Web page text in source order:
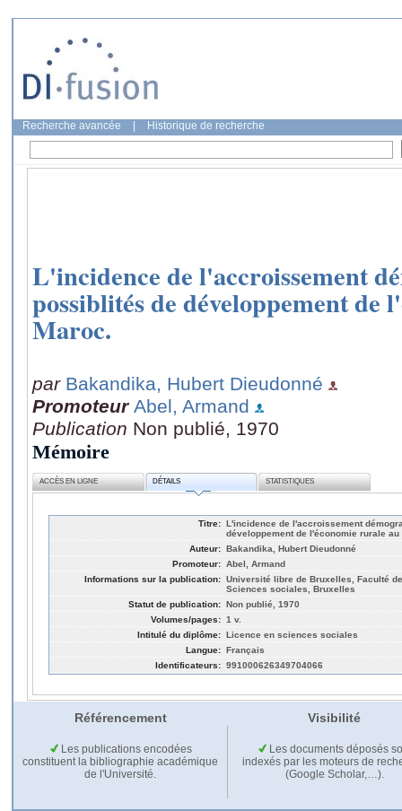
Recherche avancée Historique de recherche
L'incidence de l'accroissement
possiblités de développement de
Maroc.
par Bakandika, Hubert Dieudonné
Promoteur Abel, Armand
Publication Non publié, 1970
Mémoire
ACCÈS EN LIGNE DÉTAILS STATISTIQUES
Titre: L'incidence de l'accroissement
développement de l'économie rurale au
Auteur: Bakandika, Hubert Dieudonné
Promoteur: Abel, Armand
Informations sur la publication: Université libre de Bruxelles, Faculté
Sciences sociales, Bruxelles
Statut de publication: Non publié, 1970
Volumes/pages: 1 v.
Intitulé du diplôme: Licence en sciences sociales
Langue: Français
Identificateurs: 991000626349704066
Référencement Visibilité
Les publications encodées
constituent la bibliographie académique
de l'Université.
Les documents déposés
indexés par les moteurs de
(Google Scholar,…).